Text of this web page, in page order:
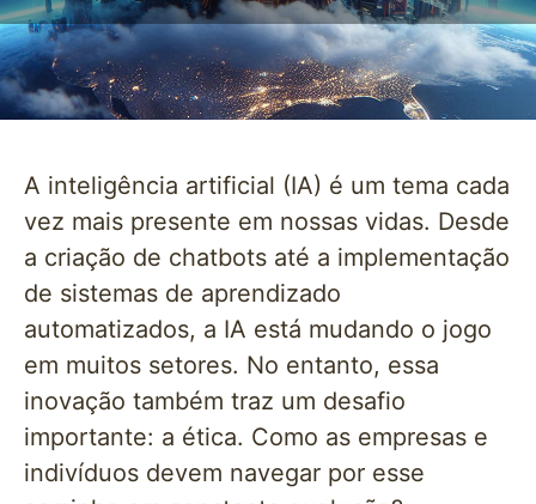
A inteligência artificial (IA) é um tema cada
vez mais presente em nossas vidas. Desde
a criação de chatbots até a implementação
de sistemas de aprendizado
automatizados, a IA está mudando o jogo
em muitos setores. No entanto, essa
inovação também traz um desafio
importante: a ética. Como as empresas e
indivíduos devem navegar por esse